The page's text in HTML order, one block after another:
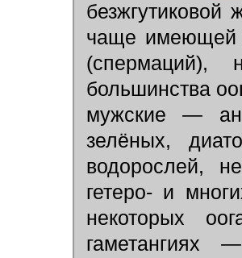
безжгутиковой
чаще имеющей
(спермаций),
большинства
мужские —
зелёных,
водорослей,
гетеро- и
некоторых